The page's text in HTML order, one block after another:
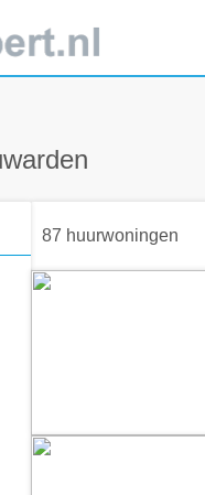
87 huurwoningen